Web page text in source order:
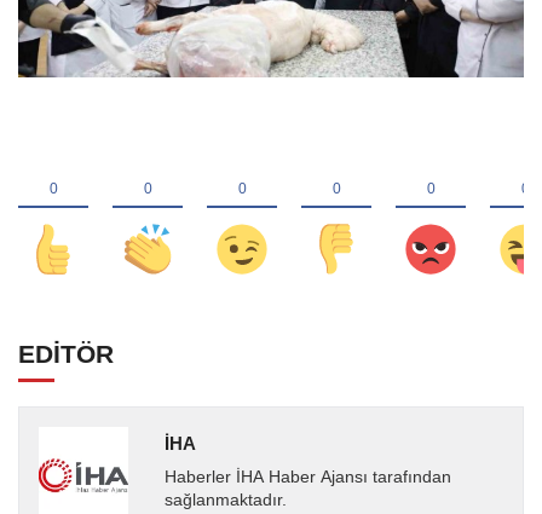
EDİTÖR
İHA
Haberler İHA Haber Ajansı tarafından
sağlanmaktadır.